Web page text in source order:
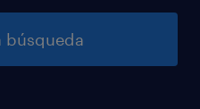
búsqueda